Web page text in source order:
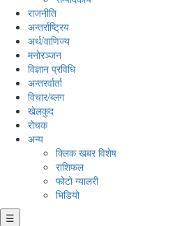
राजनीति
अन्तर्राष्ट्रिय
अर्थ/वाणिज्य
मनाेरञ्जन
विज्ञान प्रविधि
अन्तरर्वार्ता
विचार/ब्लग
खेलकुद
रोचक
अन्य
क्लिक खबर विशेष
राशिफल
फोटो ग्यालरी
भिडियो
☰